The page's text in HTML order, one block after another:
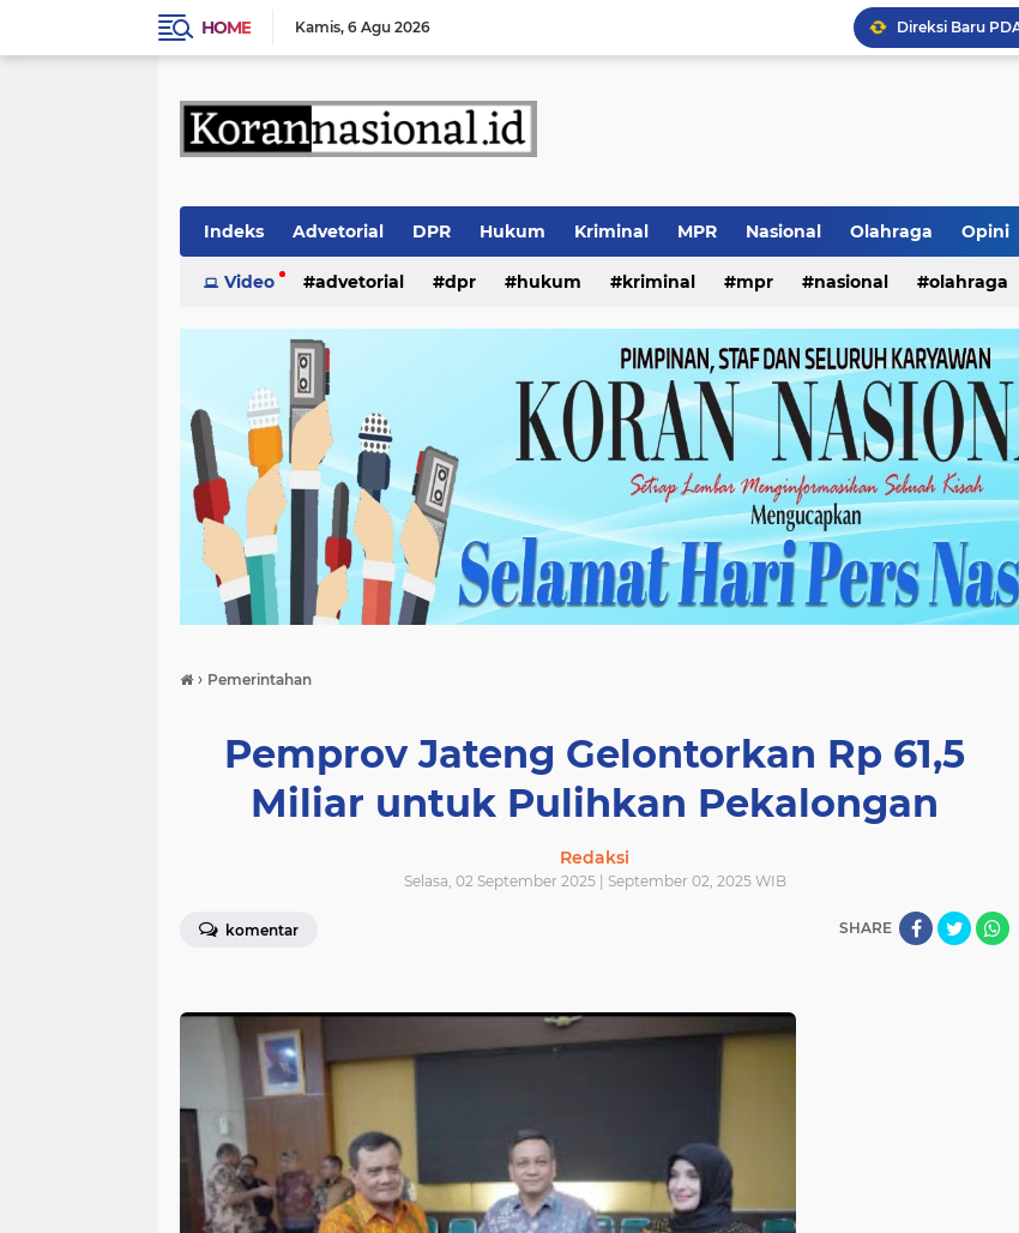
HOME Kamis 6 Agu 2026
Capaian
Surabaya Great
Pemerataan Air
Direksi Baru
Indeks Advetorial DPR Hukum Kriminal MPR Nasional Olahraga Opini
Video advetorial dpr hukum kriminal mpr nasional olahraga
› Pemerintahan
Pemprov Jateng Gelontorkan Rp 61,5
Miliar untuk Pulihkan Pekalongan
Redaksi
Selasa, 02 September 2025 | September 02, 2025 WIB
komentar SHARE